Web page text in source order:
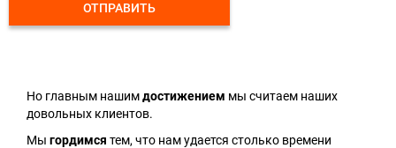
ОТПРАВИТЬ
Но главным нашимдостижением мы считаем наших
довольных клиентов.
Мы гордимся тем, что нам удается столько времени